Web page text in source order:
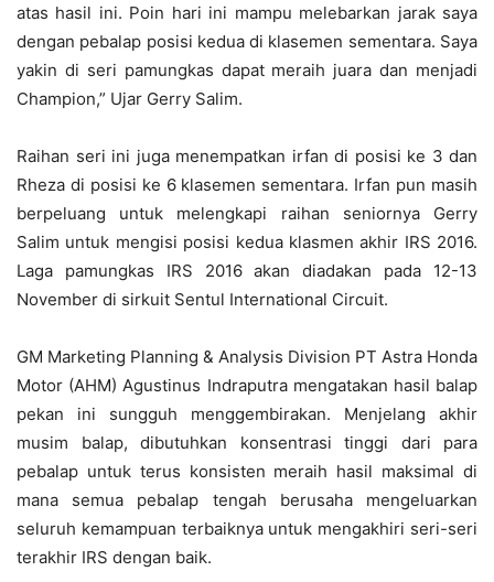
atas hasil ini. Poin hari ini mampu melebarkan jarak saya
dengan pebalap posisi kedua di klasemen sementara. Saya
yakin di seri pamungkas dapat meraih juara dan menjadi
Champion,” Ujar Gerry Salim.
Raihan seri ini juga menempatkan irfan di posisi ke 3 dan
Rheza di posisi ke 6 klasemen sementara. Irfan pun masih
berpeluang untuk melengkapi raihan seniornya Gerry
Salim untuk mengisi posisi kedua klasmen akhir IRS 2016.
Laga pamungkas IRS 2016 akan diadakan pada 12-13
November di sirkuit Sentul International Circuit.
GM Marketing Planning & Analysis Division PT Astra Honda
Motor (AHM) Agustinus Indraputra mengatakan hasil balap
pekan ini sungguh menggembirakan. Menjelang akhir
musim balap, dibutuhkan konsentrasi tinggi dari para
pebalap untuk terus konsisten meraih hasil maksimal di
mana semua pebalap tengah berusaha mengeluarkan
seluruh kemampuan terbaiknya untuk mengakhiri seri-seri
terakhir IRS dengan baik.